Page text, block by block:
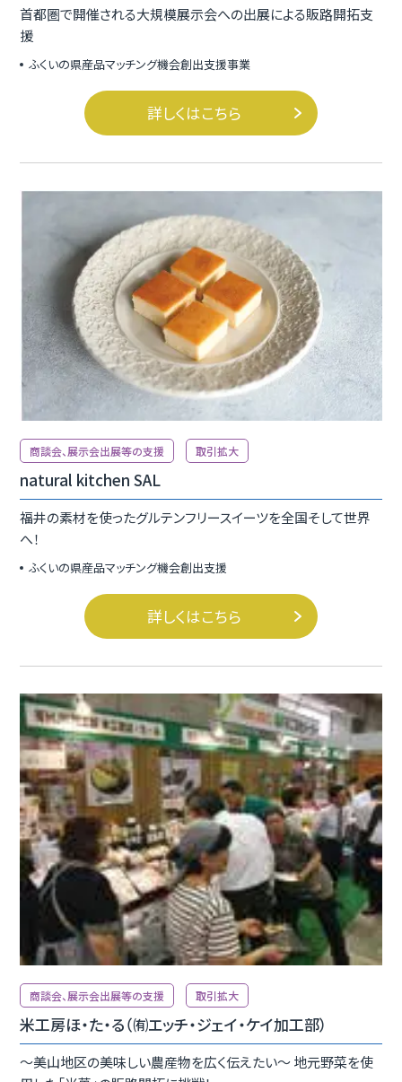
首都圏で開催される大規模展示会への出展による販路開拓支
援
ふくいの県産品マッチング機会創出支援事業
詳しくはこちら
商談会、展示会出展等の支援 取引拡大
natural kitchen SAL
福井の素材を使ったグルテンフリースイーツを全国そして世界
へ！
ふくいの県産品マッチング機会創出支援
詳しくはこちら
商談会、展示会出展等の支援 取引拡大
米工房ほ・た・る（㈲エッチ・ジェイ・ケイ加工部）
〜美山地区の美味しい農産物を広く伝えたい〜 地元野菜を使